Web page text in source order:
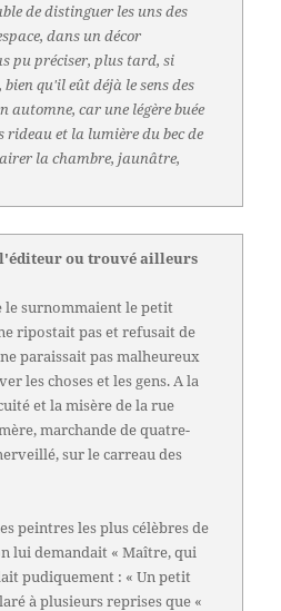
de distinguer les uns des
dans un décor
pu préciser, plus tard, si
qu'il eût déjà le sens des
automne, car une légère buée
rideau et la lumière du bec de
la chambre, jaunâtre,
l'éditeur ou trouvé ailleurs
le surnommaient le petit
ripostait pas et refusait de
paraissait pas malheureux
les choses et les gens. A la
et la misère de la rue
marchande de quatre-
sur le carreau des
peintres les plus célèbres de
lui demandait « Maître, qui
pudiquement : « Un petit
à plusieurs reprises que «